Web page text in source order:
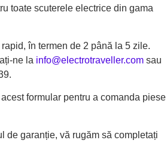
toate scuterele electrice din gama
în termen de 2 până la 5 zile.
ne la info@electrotraveller.com sau
formular pentru a comanda piese
de garanție, vă rugăm să completați